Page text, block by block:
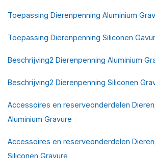
Toepassing Dierenpenning Aluminium
Toepassing Dierenpenning Siliconen
Beschrijving2 Dierenpenning Aluminium
Beschrijving2 Dierenpenning Siliconen
Accessoires en reserveonderdelen
Aluminium Gravure
Accessoires en reserveonderdelen
Siliconen Gravure